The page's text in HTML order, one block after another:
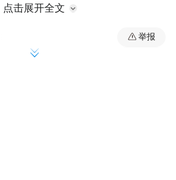
戏称，大奉剧组这是去阅文
点击展开全文
举报